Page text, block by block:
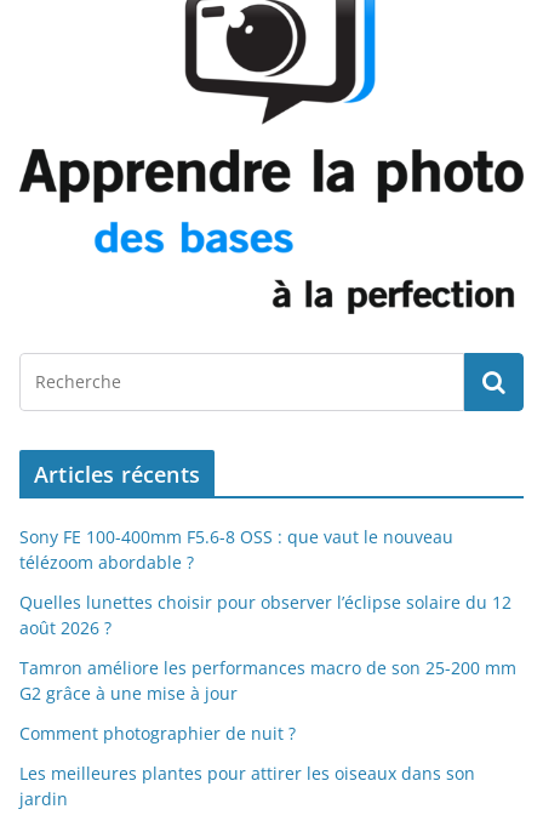
Articles récents
Sony FE 100-400mm F5.6-8 OSS : que vaut le nouveau
télézoom abordable ?
Quelles lunettes choisir pour observer l’éclipse solaire du 12
août 2026 ?
Tamron améliore les performances macro de son 25-200 mm
G2 grâce à une mise à jour
Comment photographier de nuit ?
Les meilleures plantes pour attirer les oiseaux dans son
jardin